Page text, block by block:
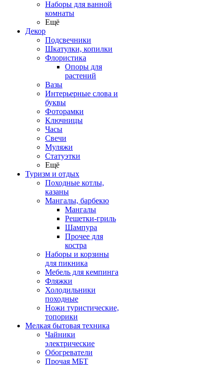
Наборы для ванной
комнаты
Ещё
Декор
Подсвечники
Шкатулки, копилки
Флористика
Опоры для
растений
Вазы
Интерьерные слова и
буквы
Фоторамки
Ключницы
Часы
Свечи
Муляжи
Статуэтки
Ещё
Туризм и отдых
Походные котлы,
казаны
Мангалы, барбекю
Мангалы
Решетки-гриль
Шампура
Прочее для
костра
Наборы и корзины
для пикника
Мебель для кемпинга
Фляжки
Холодильники
походные
Ножи туристические,
топорики
Мелкая бытовая техника
Чайники
электрические
Обогреватели
Прочая МБТ